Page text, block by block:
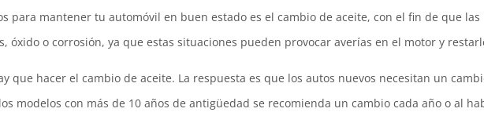
para mantener tu automóvil en buen estado es el cambio de aceite, con el fin de que
óxido o corrosión, ya que estas situaciones pueden provocar averías en el motor y
que hacer el cambio de aceite. La respuesta es que los autos nuevos necesitan un
modelos con más de 10 años de antigüedad se recomienda un cambio cada año o al